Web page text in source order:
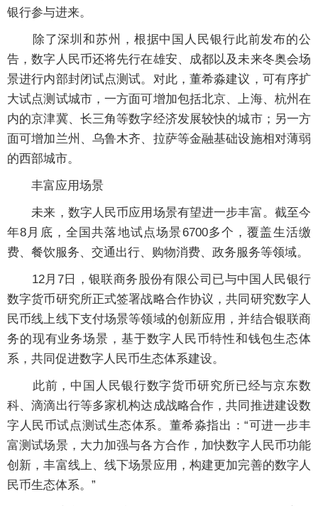
银行参与进来。
除了深圳和苏州，根据中国人民银行此前发布的公
告，数字人民币还将先行在雄安、成都以及未来冬奥会场
景进行内部封闭试点测试。对此，董希淼建议，可有序扩
大试点测试城市，一方面可增加包括北京、上海、杭州在
内的京津冀、长三角等数字经济发展较快的城市；另一方
面可增加兰州、乌鲁木齐、拉萨等金融基础设施相对薄弱
的西部城市。
丰富应用场景
未来，数字人民币应用场景有望进一步丰富。截至今
年8月底，全国共落地试点场景6700多个，覆盖生活缴
费、餐饮服务、交通出行、购物消费、政务服务等领域。
12月7日，银联商务股份有限公司已与中国人民银行
数字货币研究所正式签署战略合作协议，共同研究数字人
民币线上线下支付场景等领域的创新应用，并结合银联商
务的现有业务场景，基于数字人民币特性和钱包生态体
系，共同促进数字人民币生态体系建设。
此前，中国人民银行数字货币研究所已经与京东数
科、滴滴出行等多家机构达成战略合作，共同推进建设数
字人民币试点测试生态体系。董希淼指出：“可进一步丰
富测试场景，大力加强与各方合作，加快数字人民币功能
创新，丰富线上、线下场景应用，构建更加完善的数字人
民币生态体系。”